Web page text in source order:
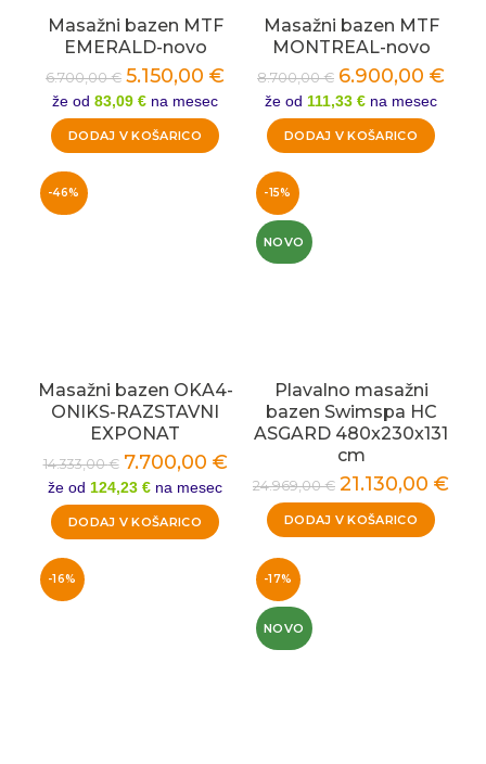
Masažni bazen MTF
EMERALD-novo
6.700,00€ 5.150,00 €
že od 83,09 € na mesec
DODAJ V KOŠARICO
Masažni bazen MTF
MONTREAL-novo
8.700,00€ 6.900,00 €
že od 111,33 € na mesec
DODAJ V KOŠARICO
-46%
Masažni bazen OKA4-
ONIKS-RAZSTAVNI
EXPONAT
14.333,00€ 7.700,00 €
že od 124,23 € na mesec
DODAJ V KOŠARICO
-15%
NOVO
Plavalno masažni
bazen Swimspa HC
ASGARD 480x230x131
cm
24.969,00€ 21.130,00 €
DODAJ V KOŠARICO
-16% -17%
NOVO